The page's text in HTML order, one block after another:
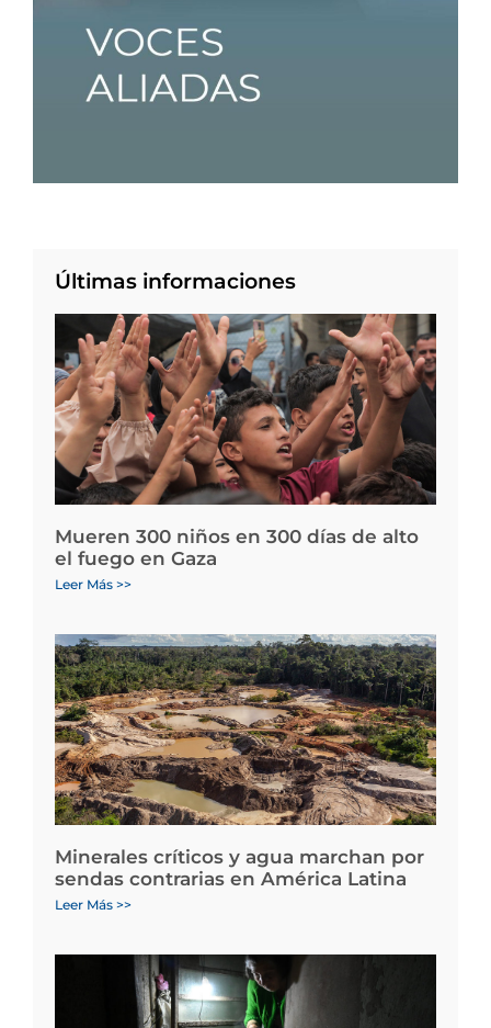
Últimas informaciones
Mueren 300 niños en 300 días de alto
el fuego en Gaza
Leer Más >>
Minerales críticos y agua marchan por
sendas contrarias en América Latina
Leer Más >>